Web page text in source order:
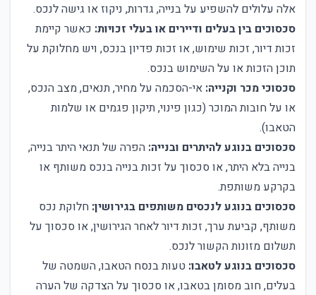
אלה עלולים להשפיע על בנייה, גדרות, ניקוז או גישה לנכס.
סכסוכים בין בעלים ודיירים או בעלי זכויות: כאשר קיימת
זכות דיור, זכות שימוש, או זכות פדיון בנכס, ויש מחלוקת על
תוכן הזכות או על השימוש בנכס.
סכסוכי מכר וקנייה: אי-הסכמה על מחיר, תנאים, מצב הנכס,
או על חובות המוכר (כגון פינוי, תיקון פגמים או שלמות
הטאבו).
סכסוכים בנוגע להיתרים ובנייה: הפרה של תנאי היתר בנייה,
בנייה בלא היתר, או סכסוך על זכות בנייה בנכס משותף או
בקרקע משותפת.
סכסוכים בנוגע לנכסים משותפים בגירושין: חלוקת נכס
משותף, קביעת ערך, זכות דיור לאחר הגירושין, או סכסוך על
תשלום מזונות הקשור לנכס.
סכסוכים בנוגע לטאבו: טעות בנסח הטאבו, השמטה של
בעלים, חוב מסומן בטאבו, או סכסוך על הצדקה של הערה